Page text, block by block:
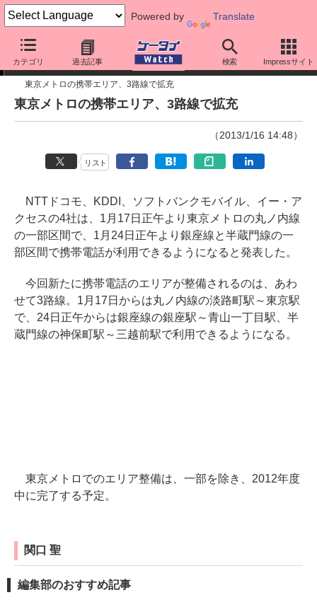
Powered by Translate
カテゴリ 過去記事 検索 Impressサイト
ニュース
東京メトロの携帯エリア、3路線で拡充
東京メトロの携帯エリア、3路線で拡充
（2013/1/16 14:48）
リスト
NTTドコモ、KDDI、ソフトバンクモバイル、イー・ア
クセスの4社は、1月17日正午より東京メトロの丸ノ内線
の一部区間で、1月24日正午より銀座線と半蔵門線の一
部区間で携帯電話が利用できるようになると発表した。
今回新たに携帯電話のエリアが整備されるのは、あわ
せて3路線。1月17日からは丸ノ内線の淡路町駅～東京駅
で、24日正午からは銀座線の銀座駅～青山一丁目駅、半
蔵門線の神保町駅～三越前駅で利用できるようになる。
東京メトロでのエリア整備は、一部を除き、2012年度
中に完了する予定。
関口 聖
編集部のおすすめ記事